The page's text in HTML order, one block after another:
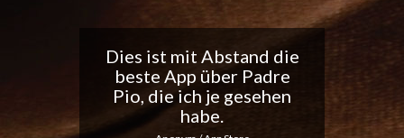
Tolle App, ich liebe die
täglichen
Benachrichtigungen...
Macht weiter so!